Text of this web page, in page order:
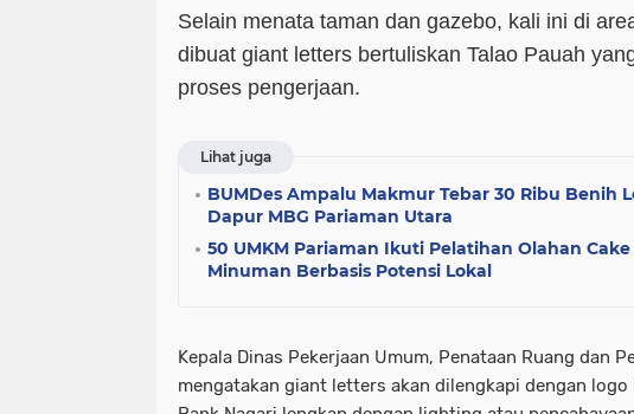
Selain menata taman dan gazebo, kali ini di
dibuat giant letters bertuliskan Talao Pauah
proses pengerjaan.
Lihat juga
BUMDes Ampalu Makmur Tebar 30 Ribu Benih
Dapur MBG Pariaman Utara
50 UMKM Pariaman Ikuti Pelatihan Olahan
Minuman Berbasis Potensi Lokal
Kepala Dinas Pekerjaan Umum, Penataan Ruang dan
mengatakan giant letters akan dilengkapi dengan logo